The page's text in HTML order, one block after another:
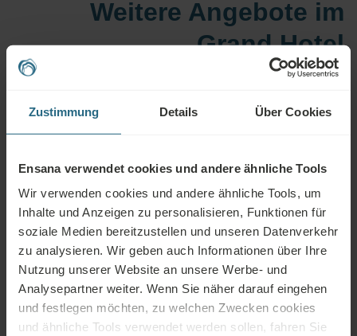
Zustimmung Details Über Cookies
Ensana verwendet cookies und andere ähnliche Tools
Wir verwenden cookies und andere ähnliche Tools, um
Inhalte und Anzeigen zu personalisieren, Funktionen für
soziale Medien bereitzustellen und unseren Datenverkehr
zu analysieren. Wir geben auch Informationen über Ihre
Nutzung unserer Website an unsere Werbe- und
Analysepartner weiter. Wenn Sie näher darauf eingehen
und festlegen möchten, zu welchen Zwecken cookies
und ähnliche Tools verwendet werden sollen, fahren Sie
Weitere Angebote im
Grand Hotel
Margareteninsel
Hotelprogramme
Thematische Programme, Ferien und
verlängerte Wochenenden,
Kinderanimation
MEHR ERFAHREN